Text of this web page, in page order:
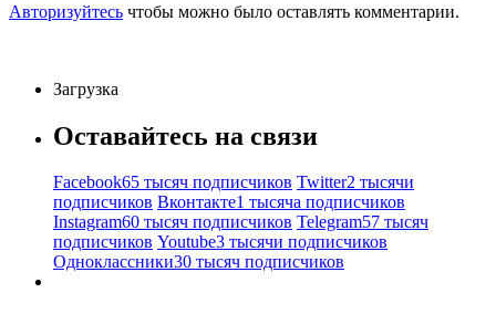
Авторизуйтесь чтобы можно было оставлять комментарии.
Загрузка
Оставайтесь на связи
Facebook65 тысяч подписчиков Twitter2 тысячи
подписчиков Вконтакте1 тысяча подписчиков
Instagram60 тысяч подписчиков Telegram57 тысяч
подписчиков Youtube3 тысячи подписчиков
Одноклассники30 тысяч подписчиков